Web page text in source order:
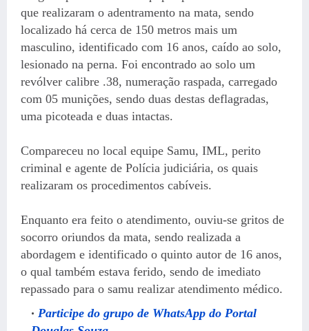
que realizaram o adentramento na mata, sendo
localizado há cerca de 150 metros mais um
masculino, identificado com 16 anos, caído ao solo,
lesionado na perna. Foi encontrado ao solo um
revólver calibre .38, numeração raspada, carregado
com 05 munições, sendo duas destas deflagradas,
uma picoteada e duas intactas.
Compareceu no local equipe Samu, IML, perito
criminal e agente de Polícia judiciária, os quais
realizaram os procedimentos cabíveis.
Enquanto era feito o atendimento, ouviu-se gritos de
socorro oriundos da mata, sendo realizada a
abordagem e identificado o quinto autor de 16 anos,
o qual também estava ferido, sendo de imediato
repassado para o samu realizar atendimento médico.
Participe do grupo de WhatsApp do Portal